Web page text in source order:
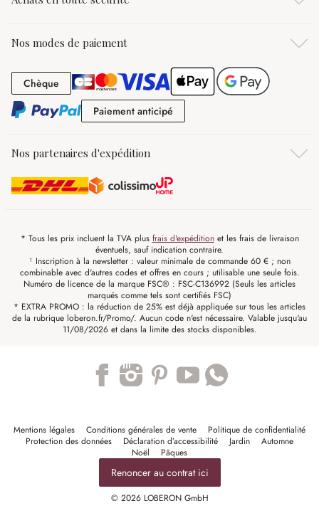
Nos modes de paiement
Chèque Chèque
Paiement anticipé
Nos partenaires d'expédition
* Tous les prix incluent la TVA plus frais d'expéditionet les frais de livraison
éventuels, sauf indication contraire.
¹ Inscription à la newsletter : valeur minimale de commande 60 € ; non
combinable avec d'autres codes et offres en cours ; utilisable une seule fois.
Numéro de licence de la marque FSC® : FSC-C136992 (Seuls les articles
marqués comme tels sont certifiés FSC)
* EXTRA PROMO : la réduction de 25% est déjà appliquée sur tous les articles
de la rubrique loberon.fr/Promo/. Aucun code n'est nécessaire. Valable jusqu'au
11/08/2026 et dans la limite des stocks disponibles.
Mentions légales Conditions générales de vente
Politique de confidentialité
Protection des données
Déclaration d’accessibilité Jardin
Automne
Noël
Pâques
Renoncer au contrat ici
© 2026 LOBERON GmbH